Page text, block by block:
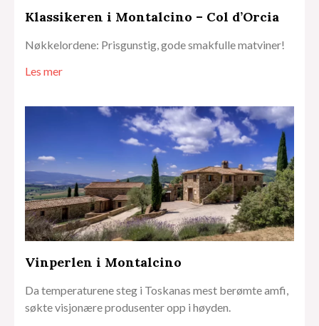
Klassikeren i Montalcino – Col d’Orcia
Nøkkelordene: Prisgunstig, gode smakfulle matviner!
Les mer
Vinperlen i Montalcino
Da temperaturene steg i Toskanas mest berømte amfi,
søkte visjonære produsenter opp i høyden.